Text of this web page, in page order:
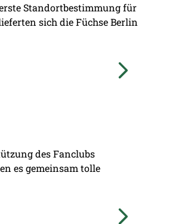
Standortbestimmung für
sich die Füchse Berlin
des Fanclubs
es gemeinsam tolle